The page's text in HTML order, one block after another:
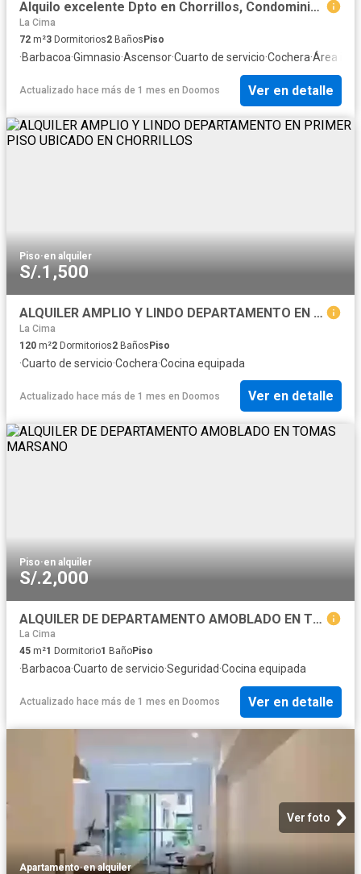
Alquilo excelente Dpto en Chorrillos, Condominio Gorriones 4, de ESTRENO!
La Cima
72 m²3 Dormitorios2 Baños Piso
·Barbacoa·Gimnasio·Ascensor·Cuarto de servicio·Cochera·Área
Actualizado hace más de 1 mes en Doomos Ver en detalle
Piso·en alquiler
S/.1,500
ALQUILER AMPLIO Y LINDO DEPARTAMENTO EN PRIMER PISO UBICADO EN CHORRILLOS
La Cima
120 m²2 Dormitorios2 BañosPiso
·Cuarto de servicio·Cochera·Cocina equipada
Actualizado hace más de 1 mes en Doomos Ver en detalle
Piso·en alquiler
S/.2,000
ALQUILER DE DEPARTAMENTO AMOBLADO EN TOMAS MARSANO
La Cima
45 m²1 Dormitorio1 BañoPiso
·Barbacoa·Cuarto de servicio·Seguridad·Cocina equipada
Actualizado hace más de 1 mes en Doomos Ver en detalle
Ver foto
Apartamento·en alquiler